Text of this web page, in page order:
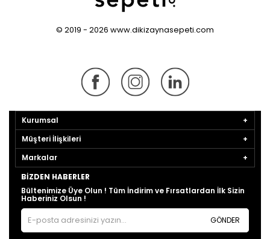
© 2019 - 2026 www.dikizaynasepeti.com
Kurumsal
Müşteri İlişkileri
Markalar
BIZDEN HABERLER
Bültenimize Üye Olun ! Tüm İndirim ve Fırsatlardan İlk Sizin
Haberiniz Olsun !
GÖNDER